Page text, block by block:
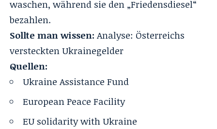
waschen, während sie den „Friedensdiesel“
bezahlen.
Sollte man wissen: Analyse: Österreichs
versteckten Ukrainegelder
Quellen:
Ukraine Assistance Fund
European Peace Facility
EU solidarity with Ukraine